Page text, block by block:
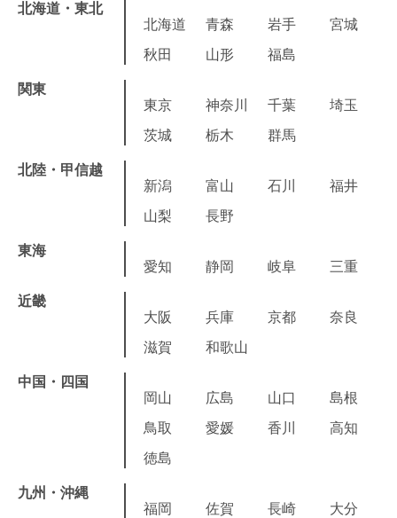
北海道・東北
北海道
青森 岩手
宮城
秋田
山形 福島
関東
東京
神奈川 千葉
埼玉
茨城
栃木 群馬
北陸・甲信越
新潟
富山 石川
福井
山梨
長野
東海
愛知
静岡 岐阜 三重
近畿
大阪
兵庫 京都
奈良
滋賀
和歌山
中国・四国
岡山
広島 山口
島根
鳥取
愛媛 香川
高知
徳島
九州・沖縄
福岡
佐賀 長崎
大分